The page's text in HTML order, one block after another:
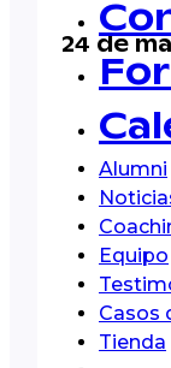
Alumni
Equipo
Casos
Tienda
24 de